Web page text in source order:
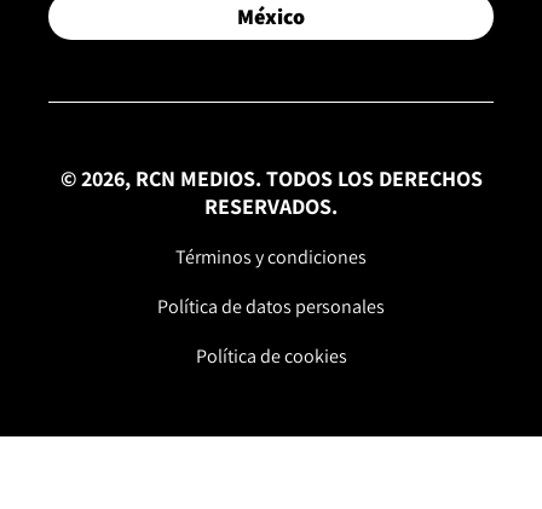
México
© 2026, RCN MEDIOS. TODOS LOS DERECHOS
RESERVADOS.
Términos y condiciones
Política de datos personales
Política de cookies